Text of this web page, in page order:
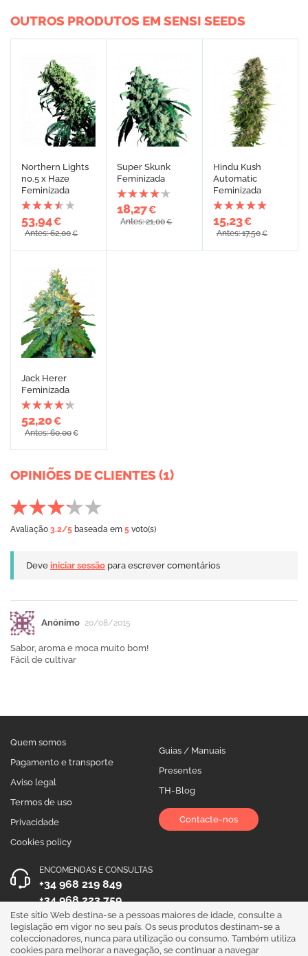
OUTROS PRODUTOS EM SENSI SEEDS
Northern Lights
no.5 x Haze
Feminizada
53,94€
Antes: 62,00€
Super Skunk
Feminizada
18,27€
Antes: 21,00€
Hindu Kush
Automatic
Feminizada
15,23€
Antes: 17,50€
Jack Herer
Feminizada
52,20€
Antes: 60,00€
OPINIÕES DE CLIENTES (1)
Avaliação 3.2/5 baseada em 5 voto(s)
Deve iniciar sessão para escrever comentários
Anónimo 20/08/2015
Sabor, aroma e moca muito bom!
Fácil de cultivar
Quem somos
Pagamento e transporte
Aviso legal
Termos de uso
Privacidade
Cookies policy
Guias / Manuais
Presentes
TH-Blog
Contacte-nos
ENCOMENDAS E CONSULTAS
+34 968 219 849
+34 968 223 759
HORÁRIO DE ATENDIMENTO
Segunda a Sexta 10:00 - 19:00
Este sítio Web destina-se a pessoas maiores de idade, consulte a
legislação em vigor no seu país. Os seus produtos destinam-se a
coleccionadores, nunca para utilização ou consumo. Também utiliza
cookies para melhorar a navegação, se continuar a navegar